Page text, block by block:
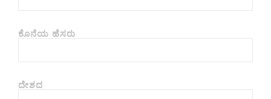
ಕೊನೆಯ ಹೆಸರು
ದೇಶದ